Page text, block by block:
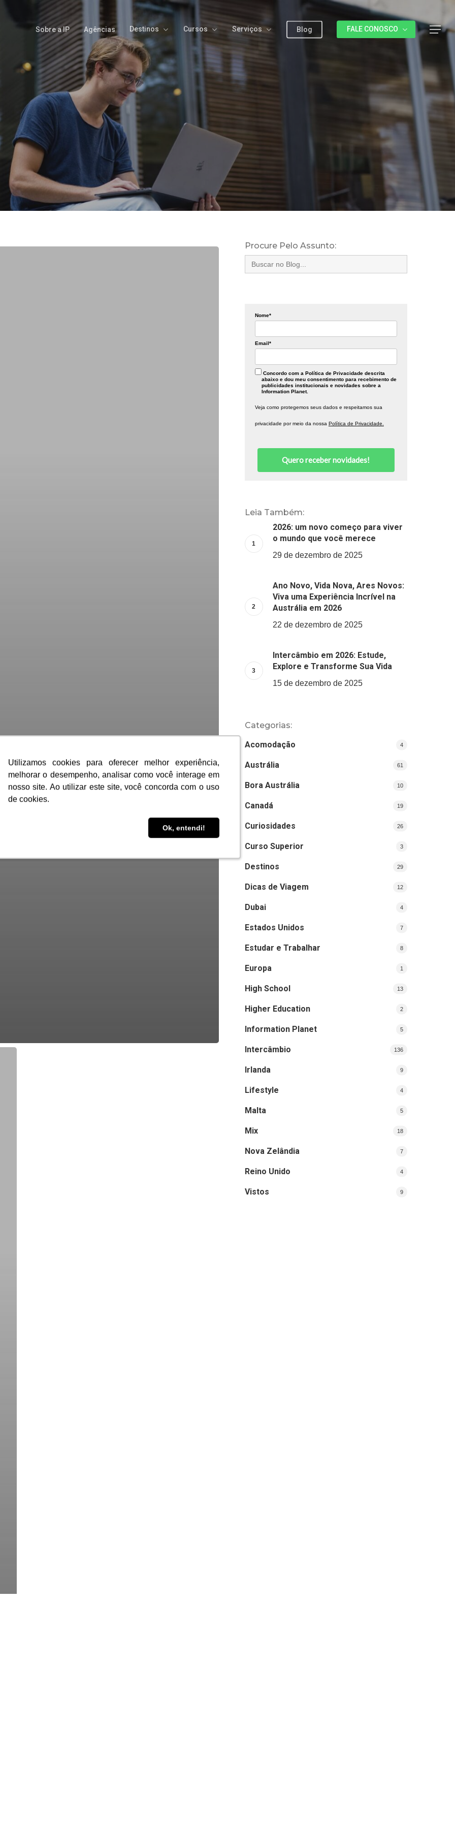
Utilizamos cookies para oferecer melhor experiência,
melhorar o desempenho, analisar como você interage em
nosso site. Ao utilizar este site, você concorda com o uso
de cookies.
Ok, entendi!
Utilizamos cookies para oferecer melhor experiência,
melhorar o desempenho, analisar como você interage em
nosso site. Ao utilizar este site, você concorda com o uso
de cookies.
Ok, entendi!
Sobre a IP Agências Destinos Cursos Serviços Blog FALE CONOSCO Menu
Procure Pelo Assunto:
Search
for:
Nome*
Email*
Concordo com a Política de Privacidade descrita
abaixo e dou meu consentimento para recebimento de
publicidades institucionais e novidades sobre a
Information Planet.
Veja como protegemos seus dados e respeitamos sua
privacidade por meio da nossa Política de Privacidade.
Quero receber novidades!
Leia Também:
2026: um novo começo para viver
o mundo que você merece
29 de dezembro de 2025
Ano Novo, Vida Nova, Ares Novos:
Viva uma Experiência Incrível na
Austrália em 2026
22 de dezembro de 2025
Intercâmbio em 2026: Estude,
Explore e Transforme Sua Vida
15 de dezembro de 2025
Categorias:
Acomodação
4
Austrália 61
Bora Austrália 10
Canadá 19
Curiosidades 26
Curso Superior 3
Destinos 29
Dicas de Viagem 12
Dubai 4
Estados Unidos 7
Estudar e Trabalhar 8
Europa 1
High School 13
Higher Education 2
Information Planet 5
Intercâmbio 136
Irlanda 9
Lifestyle 4
Malta 5
Mix 18
Nova Zelândia 7
Reino Unido 4
Vistos 9